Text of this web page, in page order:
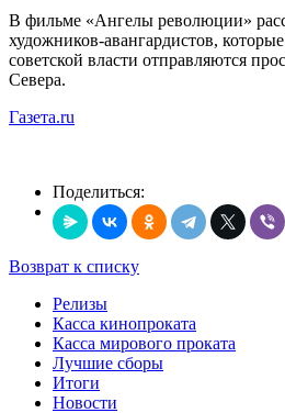
В фильме «Ангелы революции»
художников-авангардистов,
советской власти отправляются
Севера.
Газета.ru
Поделиться:
Возврат к списку
Релизы
Касса кинопроката
Касса мирового проката
Лучшие сборы
Итоги
Новости